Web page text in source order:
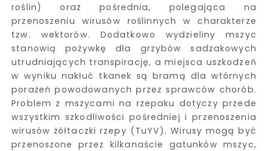
roślin) oraz pośrednia, polegająca na
przenoszeniu wirusów roślinnych w charakterze
tzw. wektorów. Dodatkowo wydzieliny mszyc
stanowią pożywkę dla grzybów sadzakowych
utrudniających transpirację, a miejsca uszkodzeń
w wyniku nakłuć tkanek są bramą dla wtórnych
porażeń powodowanych przez sprawców chorób.
Problem z mszycami na rzepaku dotyczy przede
wszystkim szkodliwości pośredniej i przenoszenia
wirusów żółtaczki rzepy (TuYV). Wirusy mogą być
przenoszone przez kilkanaście gatunków mszyc,